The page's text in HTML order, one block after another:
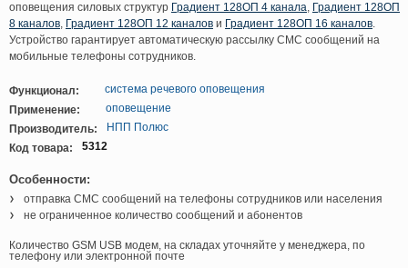
оповещения силовых структур Градиент 128ОП 4 канала, Градиент 128ОП
8 каналов, Градиент 128ОП 12 каналов и Градиент 128ОП 16 каналов.
Устройство гарантирует автоматическую рассылку СМС сообщений на
мобильные телефоны сотрудников.
Функционал:
система речевого оповещения
Применение:
оповещение
Производитель:
НПП Полюс
Код товара:
5312
Особенности:
отправка СМС сообщений на телефоны сотрудников или населения
не ограниченное количество сообщений и абонентов
Количество GSM USB модем, на складах уточняйте у менеджера, по
телефону или электронной почте